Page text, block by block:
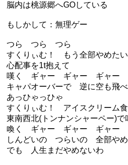
脳内は桃源郷へGOしている
もしかして：無理ゲー
つら つら つら
すくりぃむ！ もう全部やめたい
心配事を1t抱えて
嘆く ギャー ギャー ギャー
キャパオーバーで 逆に空も飛
あっひゃっひゃ
すくりぃむ！ アイスクリーム
東南西北(トンナンシャーペー)
喚く ギャー ギャー ギャー
しんどいの つらいの 全部やめ
でも 人生まだやめないわ